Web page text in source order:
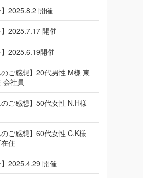
】2025.8.2 開催
】2025.7.17 開催
】2025.6.19開催
のご感想】20代男性 M様 東
会社員
のご感想】50代女性 N.H様
のご感想】60代女性 C.K様
住
】2025.4.29 開催